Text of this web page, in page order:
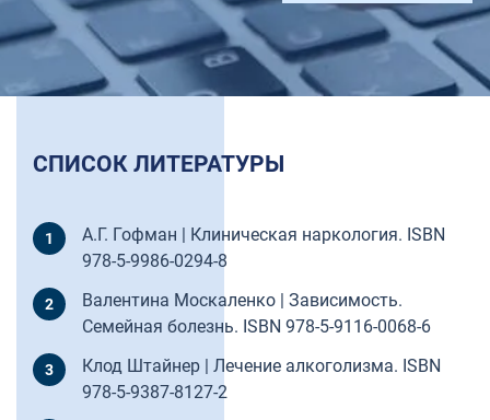
СПИСОК ЛИТЕРАТУРЫ
А.Г. Гофман | Клиническая наркология. ISBN
978-5-9986-0294-8
Валентина Москаленко | Зависимость.
Семейная болезнь. ISBN 978-5-9116-0068-6
Клод Штайнер | Лечение алкоголизма. ISBN
978-5-9387-8127-2